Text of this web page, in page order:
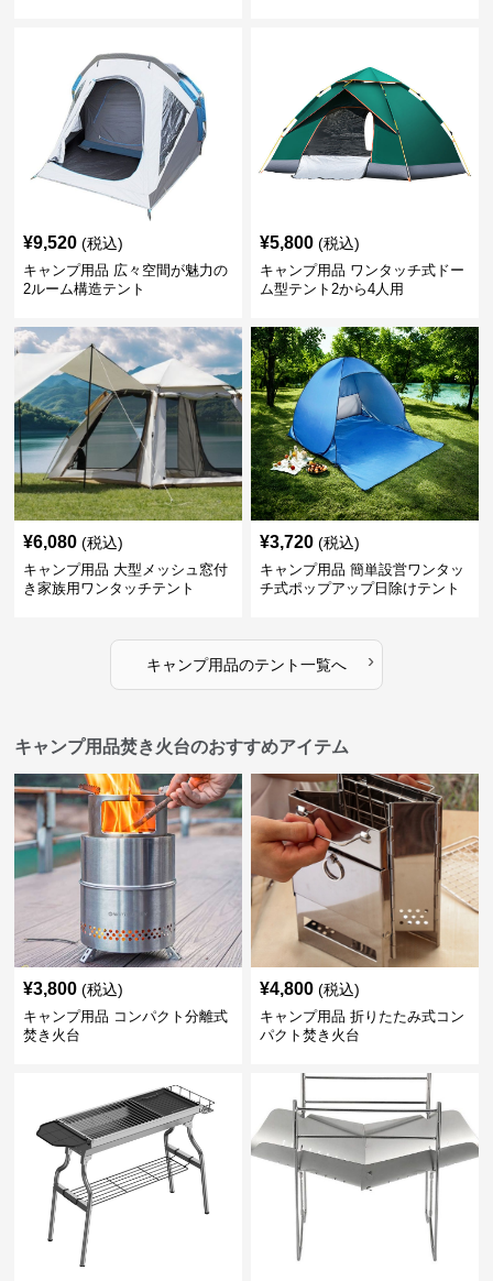
¥9,520 (税込)
キャンプ用品 広々空間が魅力の
2ルーム構造テント
¥5,800 (税込)
キャンプ用品 ワンタッチ式ドー
ム型テント2から4人用
¥6,080 (税込)
キャンプ用品 大型メッシュ窓付
き家族用ワンタッチテント
¥3,720 (税込)
キャンプ用品 簡単設営ワンタッ
チ式ポップアップ日除けテント
キャンプ用品のテント一覧へ ›
キャンプ用品焚き火台のおすすめアイテム
¥3,800 (税込)
キャンプ用品 コンパクト分離式
焚き火台
¥4,800 (税込)
キャンプ用品 折りたたみ式コン
パクト焚き火台